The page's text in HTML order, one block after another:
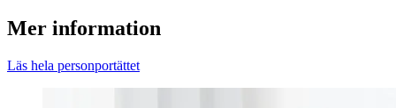
Mer information
Läs hela personportättet